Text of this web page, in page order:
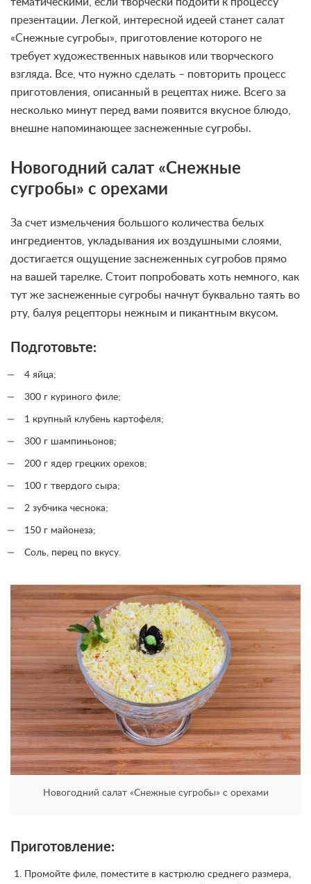
презентации. Легкой, интересной идеей станет салат
«Снежные сугробы», приготовление которого не
требует художественных навыков или творческого
взгляда. Все, что нужно сделать – повторить процесс
приготовления, описанный в рецептах ниже. Всего за
несколько минут перед вами появится вкусное блюдо,
внешне напоминающее заснеженные сугробы.
Новогодний салат «Снежные
сугробы» с орехами
За счет измельчения большого количества белых
ингредиентов, укладывания их воздушными слоями,
достигается ощущение заснеженных сугробов прямо
на вашей тарелке. Стоит попробовать хоть немного, как
тут же заснеженные сугробы начнут буквально таять во
рту, балуя рецепторы нежным и пикантным вкусом.
Подготовьте:
4 яйца;
300 г куриного филе;
1 крупный клубень картофеля;
300 г шампиньонов;
200 г ядер грецких орехов;
100 г твердого сыра;
2 зубчика чеснока;
150 г майонеза;
Соль, перец по вкусу.
Новогодний салат «Снежные сугробы» с орехами
Приготовление:
Промойте филе, поместите в кастрюлю среднего размера,